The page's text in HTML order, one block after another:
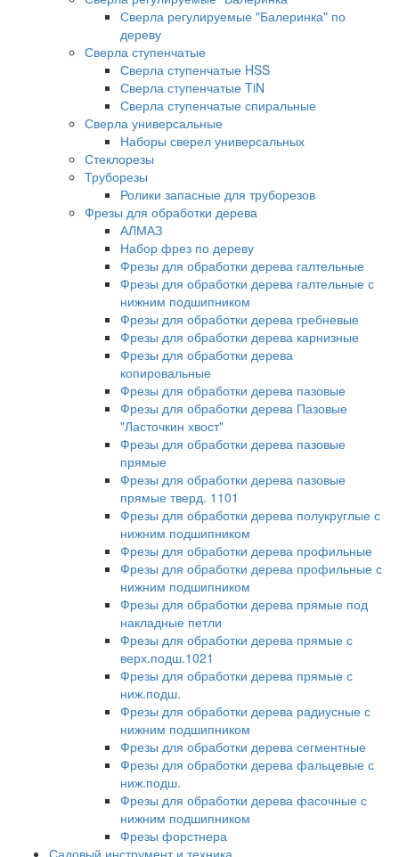
Сверла регулируемые "Балеринка" по
дереву
Сверла ступенчатые
Сверла ступенчатые HSS
Сверла ступенчатые TiN
Сверла ступенчатые спиральные
Сверла универсальные
Наборы сверел универсальных
Стеклорезы
Труборезы
Ролики запасные для труборезов
Фрезы для обработки дерева
АЛМАЗ
Набор фрез по дереву
Фрезы для обработки дерева галтельные
Фрезы для обработки дерева галтельные с
нижним подшипником
Фрезы для обработки дерева гребневые
Фрезы для обработки дерева карнизные
Фрезы для обработки дерева
копировальные
Фрезы для обработки дерева пазовые
Фрезы для обработки дерева Пазовые
"Ласточкин хвост"
Фрезы для обработки дерева пазовые
прямые
Фрезы для обработки дерева пазовые
прямые тверд. 1101
Фрезы для обработки дерева полукруглые с
нижним подшипником
Фрезы для обработки дерева профильные
Фрезы для обработки дерева профильные с
нижним подшипником
Фрезы для обработки дерева прямые под
накладные петли
Фрезы для обработки дерева прямые с
верх.подш.1021
Фрезы для обработки дерева прямые с
ниж.подш.
Фрезы для обработки дерева радиусные с
нижним подшипником
Фрезы для обработки дерева сегментные
Фрезы для обработки дерева фальцевые с
ниж.подш.
Фрезы для обработки дерева фасочные с
нижним подшипником
Фрезы форстнера
Садовый инструмент и техника